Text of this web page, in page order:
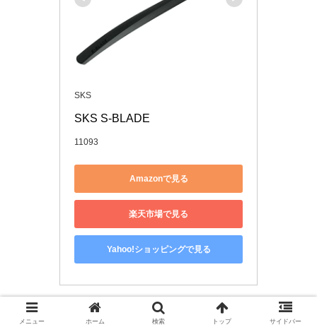
SKS
SKS S-BLADE
11093
Amazonで見る
楽天市場で見る
Yahoo!ショッピングで見る
角度と長さが調整できるリアフェンダー
メニュー ホーム 検索 トップ サイドバー